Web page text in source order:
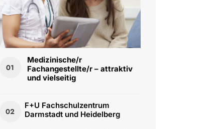
01
Medizinische/r
Fachangestellte/r – attraktiv
und vielseitig
02
F+U Fachschulzentrum
Darmstadt und Heidelberg